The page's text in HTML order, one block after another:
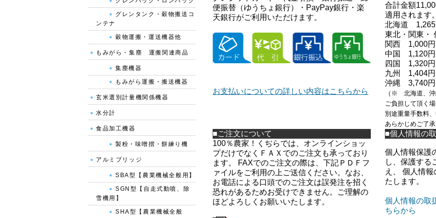
便振替（ゆうちょ銀行）・PayPay銀行・楽
天銀行がご利用いただけます。
お支払いについての詳しい内容はこちらから
合計金額
適用されます
北海道
東北・関東・
関西 1,000円
中国 1,120円
四国 1,320円
九州 1,404円
沖縄 3,740円
（※ 北海道、沖
ご負担して頂く
別途重量手数料
あらかじめご了
■ご注文について
■個人情報の
100％農家！くぢらでは、オンラインショッ
プだけでなくＦＡＸでのご注文も承っており
ます。 FAXでのご注文の際は、下記ＰＤＦフ
ァイルをご利用の上ご送信ください。なお、
お電話による口頭でのご注文は誤発注を招く
恐れがあるためお受けできません。ご理解の
ほどよろしくお願いいたします。
個人情報保護
し、保護する
え、 個人情
たします。
個人情報の取
ちらから
グレンタンク・穀物搬送コ
ンテナ
穀物運搬・運送機器他
もみがら・集塵 運搬関連商品
集塵機器
もみがら運搬・搬送機器
玄米選別計量機関係機器
水分計
食品加工機器
製粉・味噌摺・餅練り機
アルミブリッジ
SBA型【農業機械全般用】
SGN型【自走式動噴、除
雪機用】
SHA型【農業機械全般